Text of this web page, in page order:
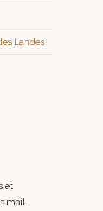
Landes
et
mail.